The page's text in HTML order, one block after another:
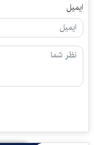
ایمیل